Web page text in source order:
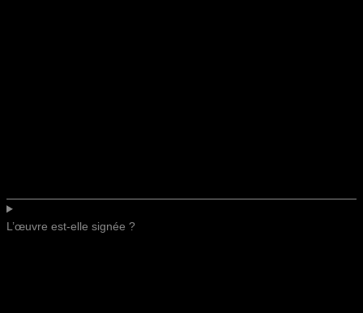
L’œuvre est-elle signée ?